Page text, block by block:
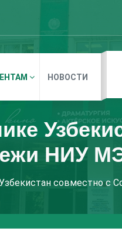
НОВОСТИ
НИУ
Узбекистан совместно